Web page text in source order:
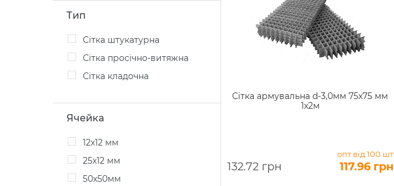
Тип
Сітка штукатурна
Сітка просічно-витяжна
Сітка кладочна
Ячейка
12х12 мм
25х12 мм
50х50мм
Сітка армувальна d-3,0мм 75х75 мм
1х2м
132.72 грн
опт від 100 шт
117.96 грн